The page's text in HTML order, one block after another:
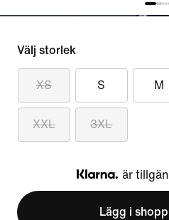
Välj storlek
XS S M
XXL 3XL
Klarna
är
Lägg i